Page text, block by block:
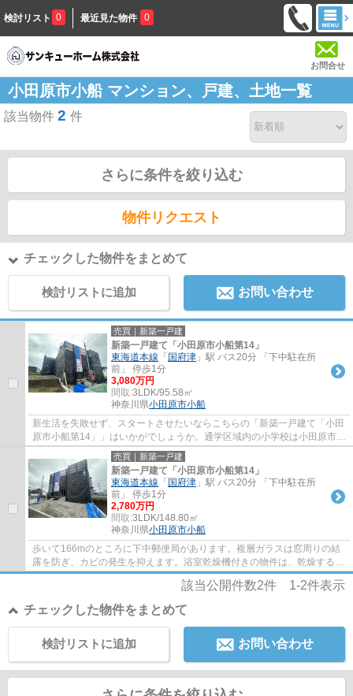
検討リスト 0 最近見た物件 0
お問合せ
小田原市小船 マンション、戸建、土地一覧
該当物件 2 件
さらに条件を絞り込む
物件リクエスト
チェックした物件をまとめて
検討リストに追加 お問い合わせ
売買｜新築一戸建
新築一戸建て「小田原市小船第14」
東海道本線 「 国府津 」駅 バス20分 「下中駐在所
前」 停歩1分
3,080万円
間取:3LDK/95.58㎡
神奈川県小田原市小船
新生活を失敗せず、スタートさせたいならこちらの「新築一戸建て「小田
原市小船第14」」はいかがでしょうか。通学区域内の小学校は小田原市下
中小学校で徒歩2分です。ゆとりある暮らし...
売買｜新築一戸建
新築一戸建て「小田原市小船第14」
東海道本線 「 国府津 」駅 バス20分 「下中駐在所
前」 停歩1分
2,780万円
間取:3LDK/148.80㎡
神奈川県小田原市小船
歩いて166mのところに下中郵便局があります。複層ガラスは窓周りの結
露を防ぎ、カビの発生を抑えます。浴室乾燥機付きの物件は、乾燥するま
での時間も短縮されるので忙しくて洗濯物を...
該当公開件数2件 1-2件表示
チェックした物件をまとめて
お問い合わせ
検討リストに追加